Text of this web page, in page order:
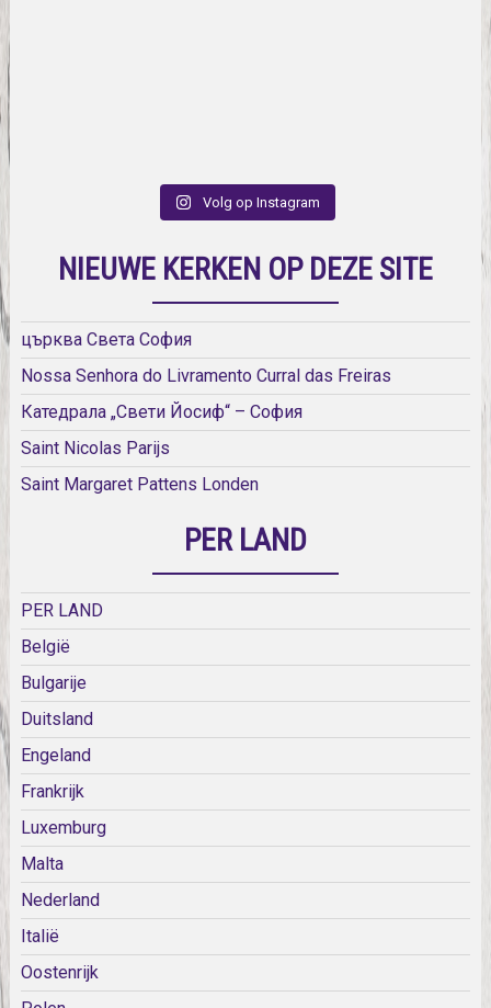
Volg op Instagram
NIEUWE KERKEN OP DEZE SITE
църква Света София
Nossa Senhora do Livramento Curral das Freiras
Катедрала „Свети Йосиф“ – София
Saint Nicolas Parijs
Saint Margaret Pattens Londen
PER LAND
PER LAND
België
Bulgarije
Duitsland
Engeland
Frankrijk
Luxemburg
Malta
Nederland
Italië
Oostenrijk